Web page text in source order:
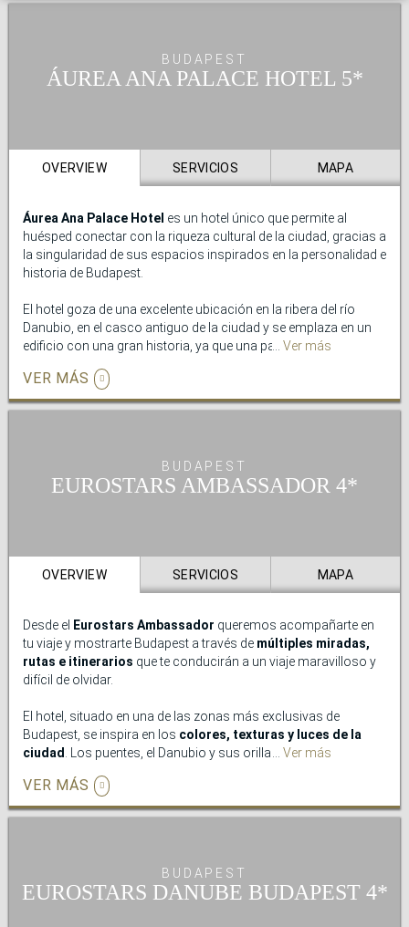
BUDAPEST
ÁUREA ANA PALACE HOTEL
OVERVIEW SERVICIOS MAPA
Áurea Ana Palace Hotel es un hotel único que permite al
huésped conectar con la riqueza cultural de la ciudad, gracias a
la singularidad de sus espacios inspirados en la personalidad e
historia de Budapest.
El hotel goza de una excelente ubicación en la ribera del río
Danubio, en el casco antiguo de la ciudad y se emplaza en un
edificio con una gran historia, ya que una parte fue construido
1895 como sede de la Delegación Austríaca.
continuar con tus rutinas de entrenamiento mientras viajas.
Ver más
VER MÁS
BUDAPEST
EUROSTARS AMBASSADOR
OVERVIEW SERVICIOS MAPA
Desde el Eurostars Ambassador queremos acompañarte en
tu viaje y mostrarte Budapest a través de múltiples miradas,
rutas e itinerarios que te conducirán a un viaje maravilloso y
difícil de olvidar.
El hotel, situado en una de las zonas más exclusivas de
Budapest, se inspira en los colores, texturas y luces de la
ciudad
. Los puentes, el Danubio y sus orillas, las esculturas y
encuentras presentes en nuestros espacios, en los que te
sentirás un habitante más de una ciudad que no deja a nadie
dotada con sauna, baño turco y
gimnasio, un oasis de relajación en pleno centro de la ciudad.
Ver más
VER MÁS
BUDAPEST
EUROSTARS DANUBE BUDAPEST